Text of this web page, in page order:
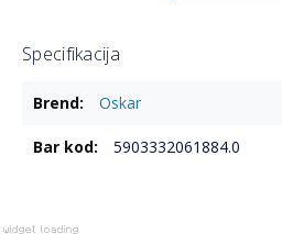
sprečilo oštećenje tokom
65x30x30 cm Težina: 7 kg
Specifikacija
informacijaOskar
5903332061884.0